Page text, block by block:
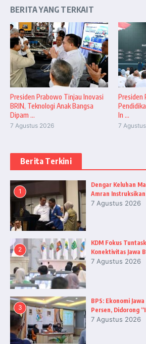
BERITA YANG TERKAIT
Presiden Prabowo Tinjau Inovasi
BRIN, Teknologi Anak Bangsa
Dipam ...
7 Agustus 2026
Presiden
In ...
7
Berita Terkini
1
Dengar Keluhan
Amran
7 Agustus 2026
2
KDM Fokus
Konektivitas Jawa
7 Agustus 2026
3
BPS: Ekonomi
Persen, Didorong
7 Agustus 2026